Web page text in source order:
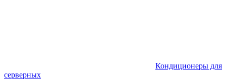
Кондиционеры для
серверных